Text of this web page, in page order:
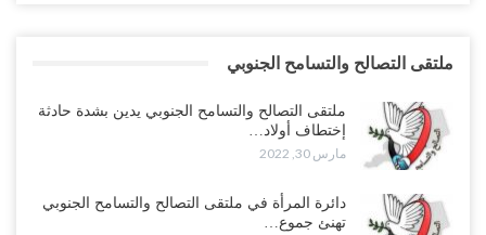
ملتقى التصالح والتسامح الجنوبي
ملتقى التصالح والتسامح الجنوبي يدين بشدة حادثة
إختطاف أولاد…
مارس 30, 2022
دائرة المرأة في ملتقى التصالح والتسامح الجنوبي
تهنئ جموع…